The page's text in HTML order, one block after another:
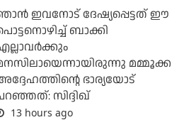
ഇവനോട് ദേഷ്യപ്പെട്ടത് ഈ
ബാക്കി
മമ്മൂക്ക
ഭാര്യയോട്
സിദ്ദിഖ്
13 hours ago